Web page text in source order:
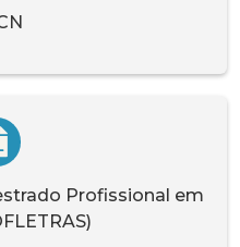
Profissional em